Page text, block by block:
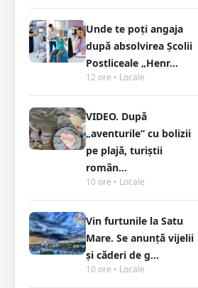
Unde te poți angaja
după absolvirea Școlii
Postliceale „Henr...
12 ore • Locale
VIDEO. După
„aventurile” cu bolizii
pe plajă, turiștii
român...
10 ore • Locale
Vin furtunile la Satu
Mare. Se anunță vijelii
și căderi de g...
10 ore • Locale